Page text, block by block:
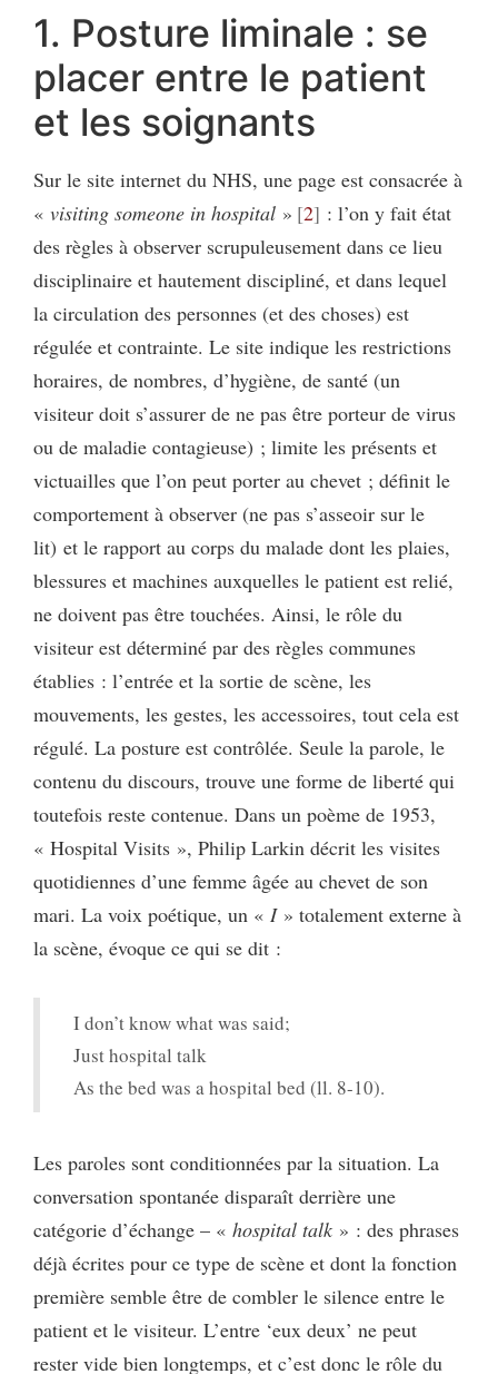
1. Posture liminale : se
placer entre le patient
et les soignants
Sur le site internet du NHS, une page est consacrée à
« visiting someone in hospital » 2 : l’on y fait état
des règles à observer scrupuleusement dans ce lieu
disciplinaire et hautement discipliné, et dans lequel
la circulation des personnes (et des choses) est
régulée et contrainte. Le site indique les restrictions
horaires, de nombres, d’hygiène, de santé (un
visiteur doit s’assurer de ne pas être porteur de virus
ou de maladie contagieuse) ; limite les présents et
victuailles que l’on peut porter au chevet ; définit le
comportement à observer (ne pas s’asseoir sur le
lit) et le rapport au corps du malade dont les plaies,
blessures et machines auxquelles le patient est relié,
ne doivent pas être touchées. Ainsi, le rôle du
visiteur est déterminé par des règles communes
établies : l’entrée et la sortie de scène, les
mouvements, les gestes, les accessoires, tout cela est
régulé. La posture est contrôlée. Seule la parole, le
contenu du discours, trouve une forme de liberté qui
toutefois reste contenue. Dans un poème de 1953,
« Hospital Visits », Philip Larkin décrit les visites
quotidiennes d’une femme âgée au chevet de son
mari. La voix poétique, un « I » totalement externe à
la scène, évoque ce qui se dit :
I don’t know what was said;
Just hospital talk
As the bed was a hospital bed (ll. 8-10).
Les paroles sont conditionnées par la situation. La
conversation spontanée disparaît derrière une
catégorie d’échange – « hospital talk » : des phrases
déjà écrites pour ce type de scène et dont la fonction
première semble être de combler le silence entre le
patient et le visiteur. L’entre ‘eux deux’ ne peut
rester vide bien longtemps, et c’est donc le rôle du